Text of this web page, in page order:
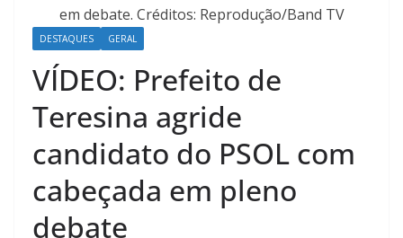
em debate. Créditos: Reprodução/Band TV
DESTAQUES GERAL
VÍDEO: Prefeito de
Teresina agride
candidato do PSOL com
cabeçada em pleno
debate